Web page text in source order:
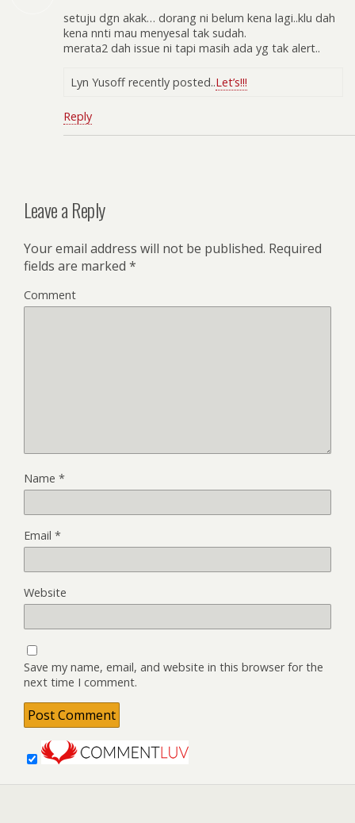
setuju dgn akak… dorang ni belum kena lagi..klu dah
kena nnti mau menyesal tak sudah.
merata2 dah issue ni tapi masih ada yg tak alert..
Lyn Yusoff recently posted..Let’s!!!
Reply
Leave a Reply
Your email address will not be published. Required
fields are marked *
Comment
Name *
Email *
Website
Save my name, email, and website in this browser for the
next time I comment.